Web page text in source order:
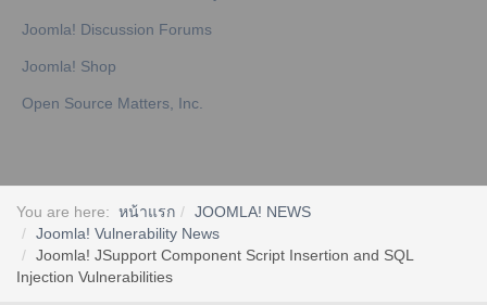
Joomla! Discussion Forums
Joomla! Shop
Open Source Matters, Inc.
You are here: หน้าแรก
JOOMLA! NEWS
Joomla! Vulnerability News
Joomla! JSupport Component Script Insertion and SQL
Injection Vulnerabilities